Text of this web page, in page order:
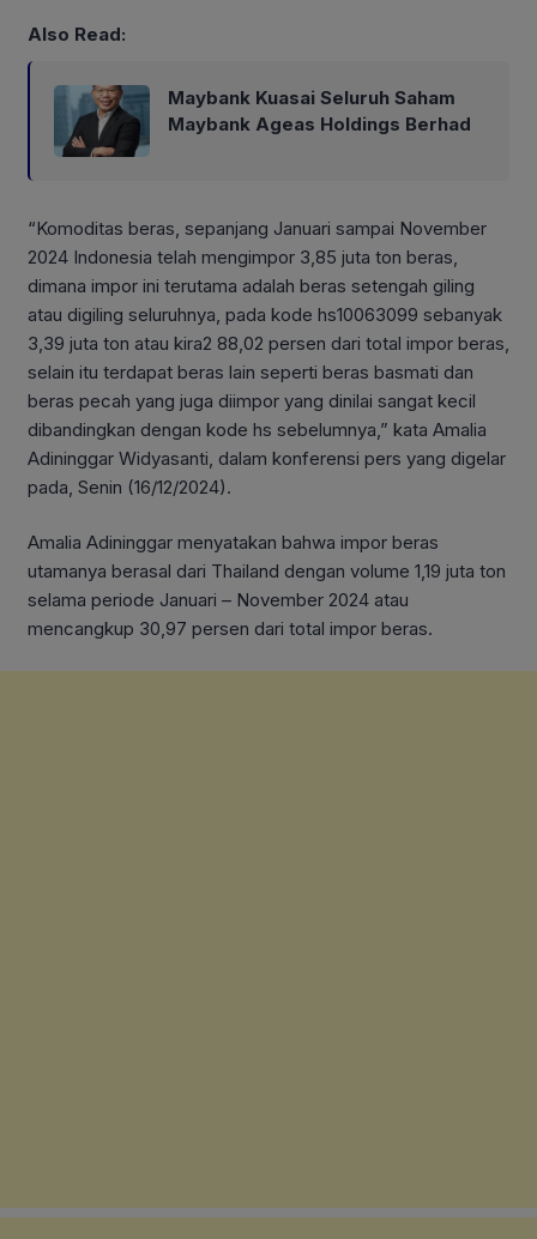
Also Read:
Maybank Kuasai Seluruh Saham
Maybank Ageas Holdings Berhad
“Komoditas beras, sepanjang Januari sampai November
2024 Indonesia telah mengimpor 3,85 juta ton beras,
dimana impor ini terutama adalah beras setengah giling
atau digiling seluruhnya, pada kode hs10063099 sebanyak
3,39 juta ton atau kira2 88,02 persen dari total impor beras,
selain itu terdapat beras lain seperti beras basmati dan
beras pecah yang juga diimpor yang dinilai sangat kecil
dibandingkan dengan kode hs sebelumnya,” kata Amalia
Adininggar Widyasanti, dalam konferensi pers yang digelar
pada, Senin (16/12/2024).
Amalia Adininggar menyatakan bahwa impor beras
utamanya berasal dari Thailand dengan volume 1,19 juta ton
selama periode Januari – November 2024 atau
mencangkup 30,97 persen dari total impor beras.